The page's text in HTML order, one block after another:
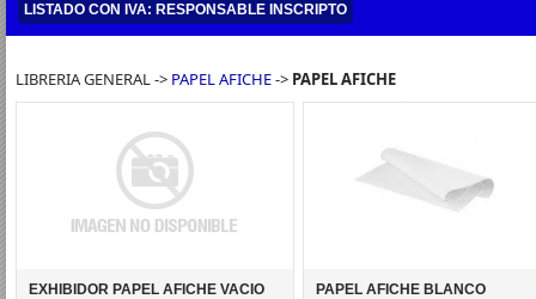
LISTADO CON IVA: RESPONSABLE INSCRIPTO
LIBRERIA GENERAL -> PAPEL AFICHE-> PAPEL AFICHE
EXHIBIDOR PAPEL AFICHE VACIO PAPEL AFICHE BLANCO